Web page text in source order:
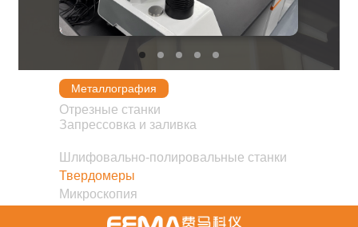
Отрезные станки
Запрессовка и заливка
Шлифовально-полировальные станки
Твердомеры
Микроскопия
Металлография